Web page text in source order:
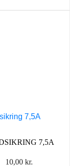
7,5A
10,00 kr.